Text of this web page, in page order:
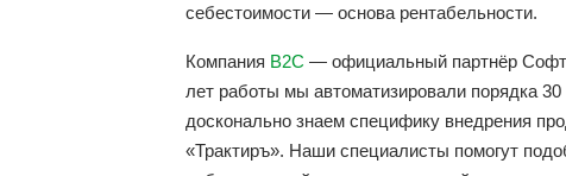
себестоимости — основа рентабельности.
Компания B2C — официальный партнёр
лет работы мы автоматизировали порядка 30
досконально знаем специфику внедрения
«Трактиръ». Наши специалисты помогут